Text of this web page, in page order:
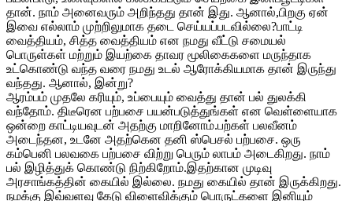
தான். நாம் அனைவரும் அறிந்தது தான் இது. ஆனால்,பிறகு ஏன்
இவை எல்லாம் முற்றிலுமாக தடை செய்யப்படவில்லை?பாட்டி
வைத்தியம், சித்த வைத்தியம் என நமது வீட்டு சமையல்
பொருள்கள் மற்றும் இயற்கை தாவர மூலிகைகளை மருந்தாக
உட்கொண்டு வந்த வரை நமது உடல் ஆரோக்கியமாக தான் இருந்து
வந்தது. ஆனால், இன்று?
ஆரம்பம் முதலே கரியும், உப்பையும் வைத்து தான் பல் துலக்கி
வந்தோம். திடீரென பற்பசை பயன்படுத்துங்கள் என வெள்ளையாக
ஒன்றை காட்டியவுடன் அதற்கு மாறினோம்.பற்கள் பலவீனம்
அடைந்தன, உடனே அதற்கென தனி ஸ்பெசல் பற்பசை. ஒரு
கம்பெனி பலவகை பற்பசை விற்று பெரும் லாபம் அடைகிறது. நாம்
பல் இழித்துக் கொண்டு நிற்கிறோம்.இதற்கான முடிவு
அரசாங்கத்தின் கையில் இல்லை. நமது கையில் தான் இருக்கிறது.
நமக்கு இவ்வளவு கேடு விளைவிக்கும் பொருட்களை இனியும்